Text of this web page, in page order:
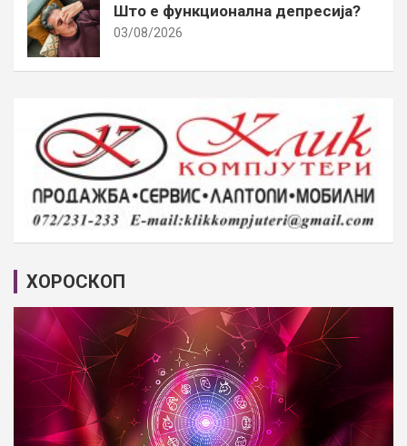
Што е функционална депресија?
03/08/2026
ХОРОСКОП